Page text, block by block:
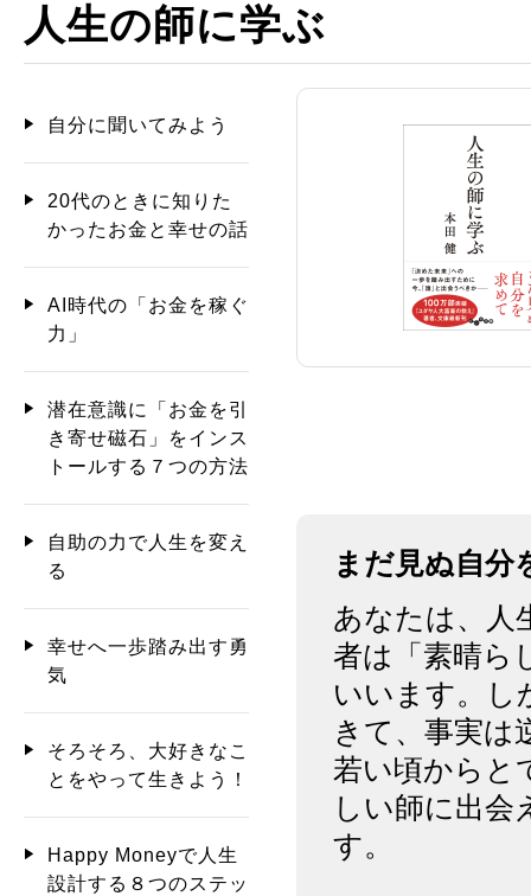
人生の師に学ぶ
まだ見ぬ自分
あなたは、人
者は「素晴ら
いいます。し
きて、事実は
若い頃からと
しい師に出会
す。
自分に聞いてみよう
20代のときに知りた
かったお金と幸せの話
AI時代の「お金を稼ぐ
力」
潜在意識に「お金を引
き寄せ磁石」をインス
トールする７つの方法
自助の力で人生を変え
る
幸せへ一歩踏み出す勇
気
そろそろ、大好きなこ
とをやって生きよう！
Happy Moneyで人生
設計する８つのステッ